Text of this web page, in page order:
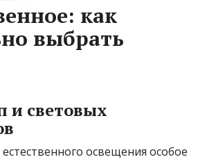
как
выбрать
и световых
освещения особое